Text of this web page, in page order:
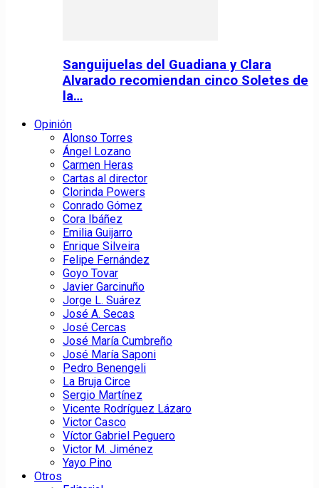
Sanguijuelas del Guadiana y Clara
Alvarado recomiendan cinco Soletes de
la…
Opinión
Alonso Torres
Ángel Lozano
Carmen Heras
Cartas al director
Clorinda Powers
Conrado Gómez
Cora Ibáñez
Emilia Guijarro
Enrique Silveira
Felipe Fernández
Goyo Tovar
Javier Garcinuño
Jorge L. Suárez
José A. Secas
José Cercas
José María Cumbreño
José María Saponi
Pedro Benengeli
La Bruja Circe
Sergio Martínez
Vicente Rodríguez Lázaro
Victor Casco
Víctor Gabriel Peguero
Victor M. Jiménez
Yayo Pino
Otros